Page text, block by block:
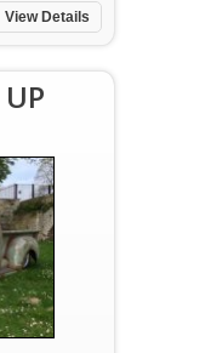
View Details